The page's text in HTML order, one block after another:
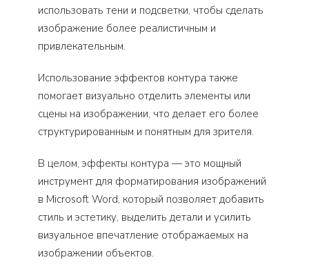
использовать тени и подсветки, чтобы сделать
изображение более реалистичным и
привлекательным.
Использование эффектов контура также
помогает визуально отделить элементы или
сцены на изображении, что делает его более
структурированным и понятным для зрителя.
В целом, эффекты контура — это мощный
инструмент для форматирования изображений
в Microsoft Word, который позволяет добавить
стиль и эстетику, выделить детали и усилить
визуальное впечатление отображаемых на
изображении объектов.